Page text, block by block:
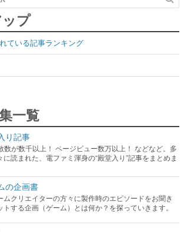
プ
ている記事ランキング
一覧
り記事
数が数千以上！ ページビュー数万以上！ などなど。多
に読まれた、電ファミ渾身の“殿堂入り”記事をまとめま
の企画書
ムクリエイターの方々に製作時のエピソードをお聞き
トする企画（ゲーム）とは何か？を探っていきます。